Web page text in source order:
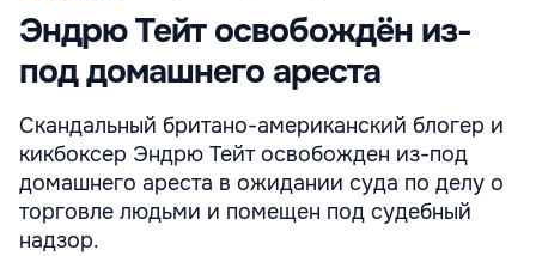
Эндрю Тейт освобождён из-
под домашнего ареста
Скандальный британо-американский блогер и
кикбоксер Эндрю Тейт освобожден из-под
домашнего ареста в ожидании суда по делу о
торговле людьми и помещен под судебный
надзор.